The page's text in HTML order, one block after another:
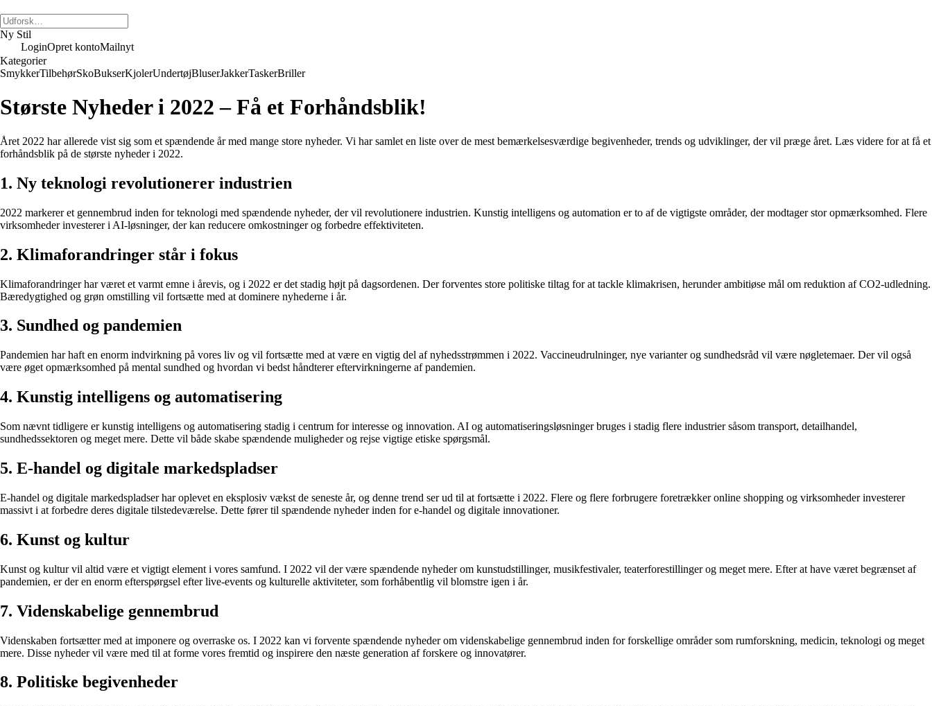
Ny Stil
LoginOpret kontoMailnyt
Kategorier
SmykkerTilbehørSkoBukserKjolerUndertøjBluserJakkerTaskerBriller
Største Nyheder i 2022 – Få et Forhåndsblik!
Året 2022 har allerede vist sig som et spændende år med mange store nyheder. Vi har samlet en liste over de mest bemærkelsesværdige begivenheder, trends og udviklinger, der vil præge året. Læs videre for at få et
forhåndsblik på de største nyheder i 2022.
1. Ny teknologi revolutionerer industrien
2022 markerer et gennembrud inden for teknologi med spændende nyheder, der vil revolutionere industrien. Kunstig intelligens og automation er to af de vigtigste områder, der modtager stor opmærksomhed. Flere
virksomheder investerer i AI-løsninger, der kan reducere omkostninger og forbedre effektiviteten.
2. Klimaforandringer står i fokus
Klimaforandringer har været et varmt emne i årevis, og i 2022 er det stadig højt på dagsordenen. Der forventes store politiske tiltag for at tackle klimakrisen, herunder ambitiøse mål om reduktion af CO2-udledning.
Bæredygtighed og grøn omstilling vil fortsætte med at dominere nyhederne i år.
3. Sundhed og pandemien
Pandemien har haft en enorm indvirkning på vores liv og vil fortsætte med at være en vigtig del af nyhedsstrømmen i 2022. Vaccineudrulninger, nye varianter og sundhedsråd vil være nøgletemaer. Der vil også
være øget opmærksomhed på mental sundhed og hvordan vi bedst håndterer eftervirkningerne af pandemien.
4. Kunstig intelligens og automatisering
Som nævnt tidligere er kunstig intelligens og automatisering stadig i centrum for interesse og innovation. AI og automatiseringsløsninger bruges i stadig flere industrier såsom transport, detailhandel,
sundhedssektoren og meget mere. Dette vil både skabe spændende muligheder og rejse vigtige etiske spørgsmål.
5. E-handel og digitale markedspladser
E-handel og digitale markedspladser har oplevet en eksplosiv vækst de seneste år, og denne trend ser ud til at fortsætte i 2022. Flere og flere forbrugere foretrækker online shopping og virksomheder investerer
massivt i at forbedre deres digitale tilstedeværelse. Dette fører til spændende nyheder inden for e-handel og digitale innovationer.
6. Kunst og kultur
Kunst og kultur vil altid være et vigtigt element i vores samfund. I 2022 vil der være spændende nyheder om kunstudstillinger, musikfestivaler, teaterforestillinger og meget mere. Efter at have været begrænset af
pandemien, er der en enorm efterspørgsel efter live-events og kulturelle aktiviteter, som forhåbentlig vil blomstre igen i år.
7. Videnskabelige gennembrud
Videnskaben fortsætter med at imponere og overraske os. I 2022 kan vi forvente spændende nyheder om videnskabelige gennembrud inden for forskellige områder som rumforskning, medicin, teknologi og meget
mere. Disse nyheder vil være med til at forme vores fremtid og inspirere den næste generation af forskere og innovatører.
8. Politiske begivenheder